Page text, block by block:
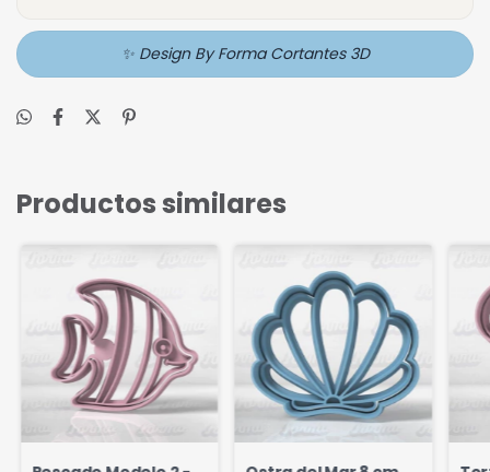
✨ Design By Forma Cortantes 3D
Productos similares